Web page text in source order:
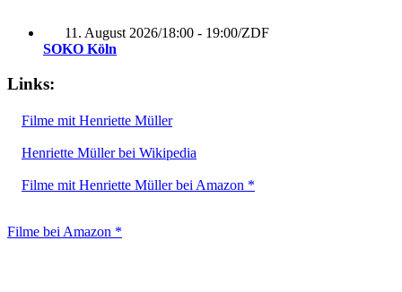
11. August 2026/18:00 - 19:00/ZDF
SOKO Köln
Links:
Filme mit Henriette Müller
Henriette Müller bei Wikipedia
Filme mit Henriette Müller bei Amazon *
Filme bei Amazon *